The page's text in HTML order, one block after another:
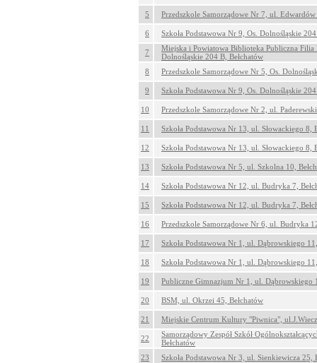
5 Przedszkole Samorządowe Nr 7, ul. Edwardów
6 Szkoła Podstawowa Nr 9, Os. Dolnośląskie
7
Miejska i Powiatowa Biblioteka Publiczna
Dolnośląskie 204 B, Bełchatów
8
Przedszkole Samorządowe Nr 5, Os.
9 Szkoła Podstawowa Nr 9, Os. Dolnośląskie
10 Przedszkole Samorządowe Nr 2, ul.
11 Szkoła Podstawowa Nr 13, ul. Słowackiego 8,
12 Szkoła Podstawowa Nr 13, ul. Słowackiego 8,
13 Szkoła Podstawowa Nr 5, ul. Szkolna 10,
14 Szkoła Podstawowa Nr 12, ul. Budryka 7,
15 Szkoła Podstawowa Nr 12, ul. Budryka 7,
16 Przedszkole Samorządowe Nr 6, ul. Budryka
17 Szkoła Podstawowa Nr 1, ul. Dąbrowskiego
18 Szkoła Podstawowa Nr 1, ul. Dąbrowskiego
19 Publiczne Gimnazjum Nr 1, ul. Dąbrowskiego
20 BSM, ul. Okrzei 45, Bełchatów
21 Miejskie Centrum Kultury "Piwnica",
22
Samorządowy Zespół Szkół
Bełchatów
23
Szkoła Podstawowa Nr 3, ul. Sienkiewicza 25,